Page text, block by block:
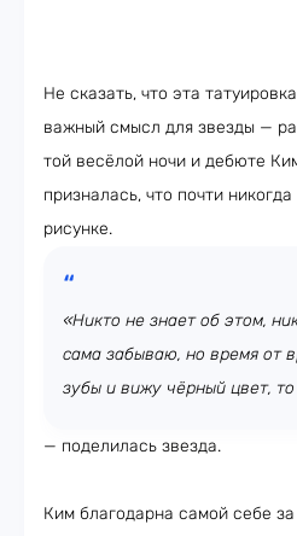
Не сказать, что эта
важный смысл для звезды —
той весёлой ночи и дебюте
призналась, что почти
рисунке.
«Никто не знает об этом,
сама забываю, но время от
зубы и вижу чёрный цвет, то
— поделилась звезда.
Ким благодарна самой себе